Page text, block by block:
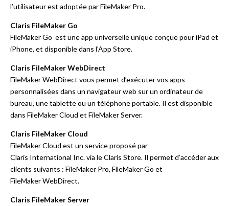
l’utilisateur est adoptée par FileMaker Pro.
Claris FileMaker Go
FileMaker Go est une app universelle unique conçue pour iPad et
iPhone, et disponible dans l’App Store.
Claris FileMaker WebDirect
FileMaker WebDirect vous permet d’exécuter vos apps
personnalisées dans un navigateur web sur un ordinateur de
bureau, une tablette ou un téléphone portable. Il est disponible
dans FileMaker Cloud et FileMaker Server.
Claris FileMaker Cloud
FileMaker Cloud est un service proposé par
Claris International Inc. via leClaris Store. Il permet d’accéder aux
clients suivants : FileMaker Pro, FileMaker Go et
FileMaker WebDirect.
Claris FileMaker Server